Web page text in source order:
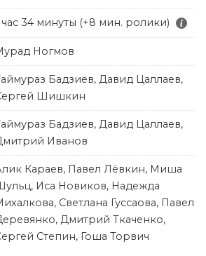
час 34 минуты (+8 мин. ролики)
Ногмов
Бадзиев, Давид Цаллаев,
Шишкин
Бадзиев, Давид Цаллаев,
Иванов
Караев, Павел Лёвкин, Миша
Иса Новиков, Надежда
Светлана Гуссаова, Павел
Дмитрий Ткаченко,
Степин, Гоша Торвич